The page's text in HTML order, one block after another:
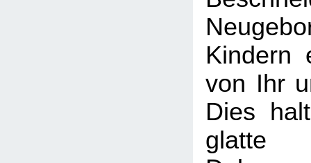
Kindern
von Ihr
Dies